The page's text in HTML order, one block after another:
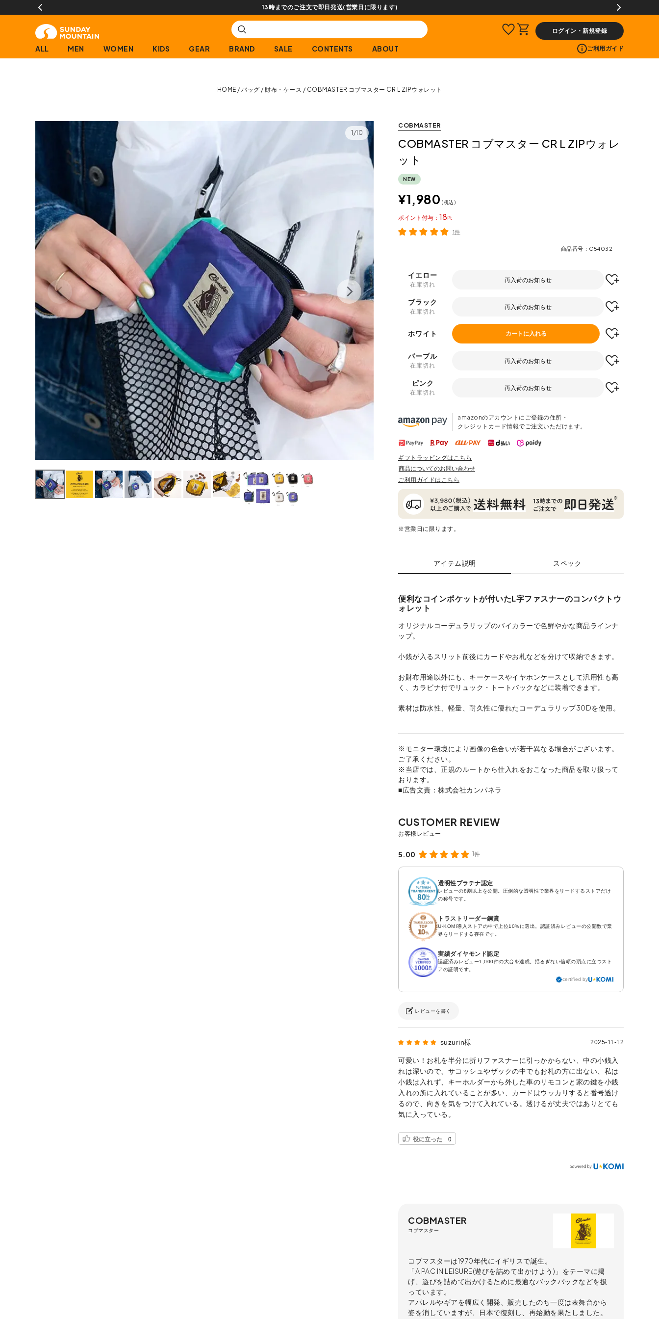
【会員限定】交換送料片道無料サービス
ログイン・新規登録
ALL MEN WOMEN KIDS GEAR BRAND SALE CONTENTS ABOUT ご利用ガイド
HOME バッグ 財布・ケース COBMASTER コブマスター CR L ZIPウォレット
1/10
COBMASTER
COBMASTER コブマスター CR L ZIPウォレ
ット
NEW
¥1,980 税込
18
ポイント
1件
商品番号 C54032
イエロー
在庫切れ
再入荷のお知らせ
ブラック
在庫切れ
再入荷のお知らせ
ホワイト カートに入れる
パープル
在庫切れ
再入荷のお知らせ
ピンク
在庫切れ
再入荷のお知らせ
amazonのアカウントにご登録の住所・
クレジットカード情報でご注文いただけます。
ギフトラッピングはこちら
商品についてのお問い合わせ
ご利用ガイドはこちら
※営業日に限ります。
アイテム説明 スペック
便利なコインポケットが付いたL字ファスナーのコンパクトウ
ォレット
オリジナルコーデュラリップのバイカラーで色鮮やかな商品ラインナ
ップ。
小銭が入るスリット前後にカードやお札などを分けて収納できます。
お財布用途以外にも、キーケースやイヤホンケースとして汎用性も高
く、カラビナ付でリュック・トートバックなどに装着できます。
素材は防水性、軽量、耐久性に優れたコーデュラリップ30Dを使用。
※モニター環境により画像の色合いが若干異なる場合がございます。
ご了承ください。
※当店では、正規のルートから仕入れをおこなった商品を取り扱って
おります。
■広告文責：株式会社カンパネラ
5.00 1件
透明性プラチナ認定
レビューの8割以上を公開。圧倒的な透明性で業界をリードするストアだけ
の称号です。
トラストリーダー銅賞
U-KOMI導入ストアの中で上位10%に選出。認証済みレビューの公開数で業
界をリードする存在です。
実績ダイヤモンド認定
認証済みレビュー1,000件の大台を達成。揺るぎない信頼の頂点に立つスト
アの証明です。
certified by
レビューを書く
suzurin様 2025-11-12
可愛い！お札を半分に折りファスナーに引っかからない、中の小銭入
れは深いので、サコッシュやザックの中でもお札の方に出ない、私は
小銭は入れず、キーホルダーから外した車のリモコンと家の鍵を小銭
入れの所に入れていることが多い、カードはウッカリすると番号透け
るので、向きを気をつけて入れている。透けるが丈夫ではありとても
気に入っている。
役に立った 0
COBMASTER
コブマスター
コブマスターは1970年代にイギリスで誕生。
「A PAC IN LEISURE(遊びを詰めて出かけよう)」をテーマに掲
げ、遊びを詰めて出かけるために最適なバックパックなどを扱
っています。
アパレルやギアを幅広く開発、販売したのち一度は表舞台から
姿を消していますが、日本で復刻し、再始動を果たしました。